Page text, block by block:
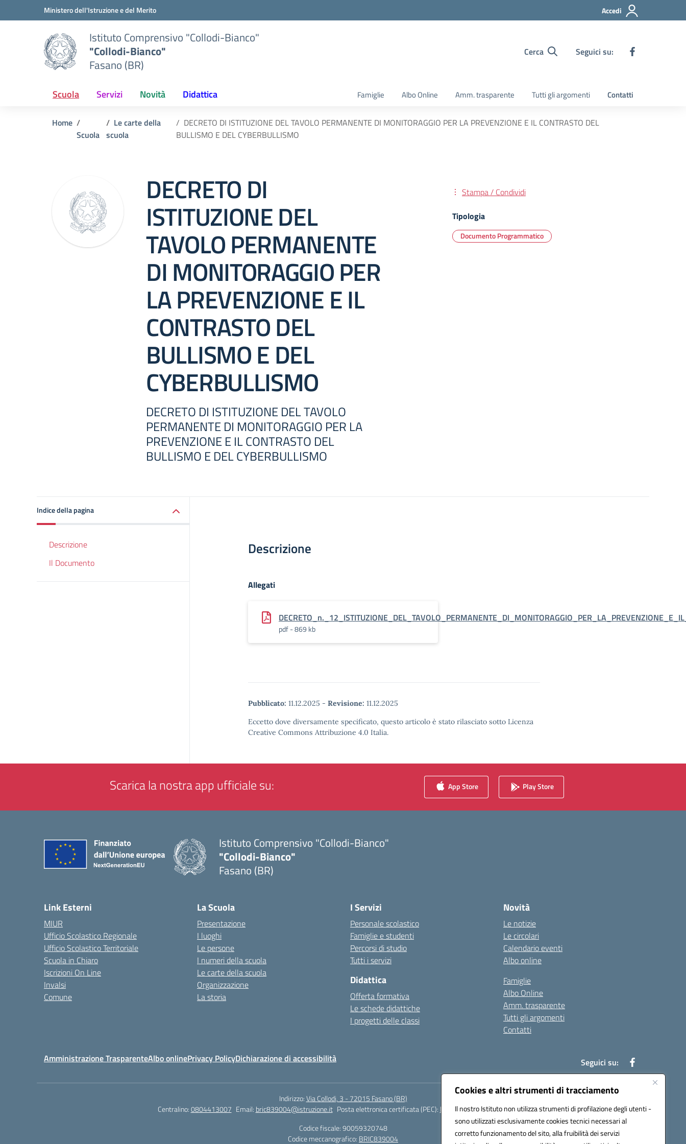
Cookies e altri strumenti di tracciamento
Il nostro Istituto non utilizza strumenti di profilazione degli utenti -
sono utilizzati esclusivamente cookies tecnici necessari al
corretto funzionamento del sito, alla fruibilità dei servizi
Vai ai contenuti
Vai al menu di navigazioneMinistero dell'Istruzione e del Merito Accedi
Istituto Comprensivo "Collodi-Bianco"
"Collodi-Bianco"
Fasano (BR)
Cerca Seguici su:
Scuola Servizi Novità Didattica Famiglie Albo Online Amm. trasparente Tutti gli argomenti Contatti
Home
Scuola
Le carte della
scuola
DECRETO DI ISTITUZIONE DEL TAVOLO PERMANENTE DI MONITORAGGIO PER LA PREVENZIONE E IL CONTRASTO DEL
BULLISMO E DEL CYBERBULLISMO
DECRETO DI
ISTITUZIONE DEL
TAVOLO PERMANENTE
DI MONITORAGGIO PER
LA PREVENZIONE E IL
CONTRASTO DEL
BULLISMO E DEL
CYBERBULLISMO
DECRETO DI ISTITUZIONE DEL TAVOLO
PERMANENTE DI MONITORAGGIO PER LA
PREVENZIONE E IL CONTRASTO DEL
BULLISMO E DEL CYBERBULLISMO
Stampa / Condividi
Tipologia
Documento Programmatico
Indice della pagina
Descrizione
Il Documento
Descrizione
Allegati
pdf - 869 kb
Pubblicato: 11.12.2025 - Revisione: 11.12.2025
Eccetto dove diversamente specificato, questo articolo è stato rilasciato sotto Licenza
Creative Commons Attribuzione 4.0 Italia.
Scarica la nostra app ufficiale su: App Store Play Store
Istituto Comprensivo "Collodi-Bianco"
"Collodi-Bianco"
Fasano (BR)
Link Esterni
MIUR
Ufficio Scolastico Regionale
Ufficio Scolastico Territoriale
Scuola in Chiaro
Iscrizioni On Line
Invalsi
Comune
La Scuola
Presentazione
I luoghi
Le persone
I numeri della scuola
Le carte della scuola
Organizzazione
La storia
I Servizi
Personale scolastico
Famiglie e studenti
Percorsi di studio
Tutti i servizi
Didattica
Offerta formativa
Le schede didattiche
I progetti delle classi
Novità
Le notizie
Le circolari
Calendario eventi
Albo online
Famiglie
Albo Online
Amm. trasparente
Tutti gli argomenti
Contatti
Amministrazione TrasparenteAlbo onlinePrivacy PolicyDichiarazione di accessibilità Seguici su:
Indirizzo:Via Collodi, 3 - 72015 Fasano (BR)
Centralino:0804413007 Email: bric839004@istruzione.it Posta elettronica certificata (PEC): bric839004@pec.istruzione.it
Codice fiscale: 90059320748
Codice meccanografico: BRIC839004